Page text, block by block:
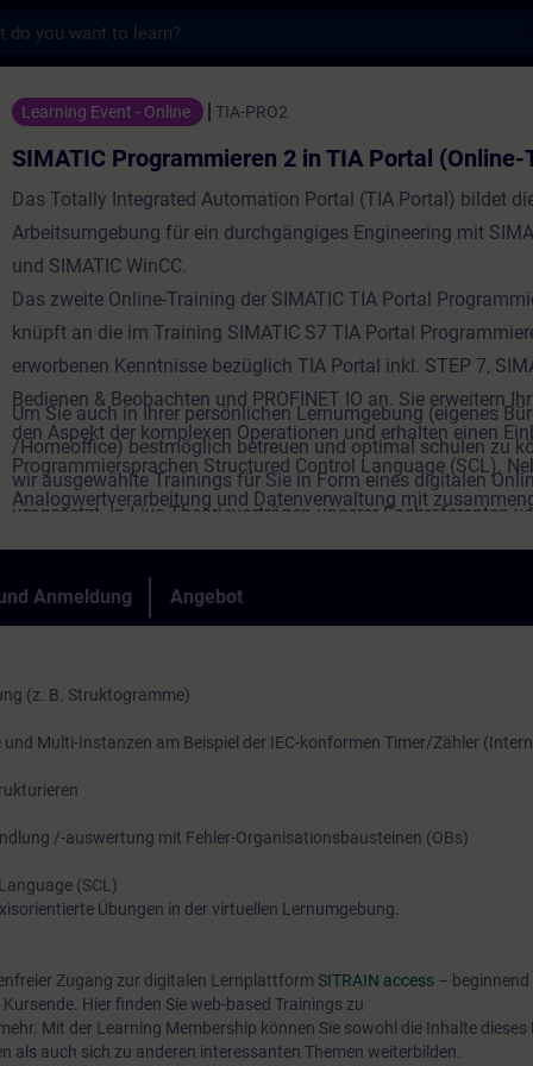
2 in TIA Portal (Online-
Learning Event - Online TIA-PRO2
SIMATIC Programmieren 2 in TIA Portal (Online-
Das Totally Integrated Automation Portal (TIA Portal) bildet
Arbeitsumgebung für ein durchgängiges Engineering mit
und SIMATIC WinCC.
Das zweite Online-Training der SIMATIC TIA Portal
knüpft an die im Training SIMATIC S7 TIA Portal
erworbenen Kenntnisse bezüglich TIA Portal inkl. STEP 7,
Bedienen & Beobachten und PROFINET IO an. Sie erweitern
den Aspekt der komplexen Operationen und erhalten einen
Programmiersprachen Structured Control Language (SCL).
Analogwertverarbeitung und Datenverwaltung mit
neue Impulse und Ideen zur effizienten SPS-Programmierung.
Um Sie auch in Ihrer persönlichen Lernumgebung (eigenes
/Homeoffice) bestmöglich betreuen und optimal schulen zu
wir ausgewählte Trainings für Sie in Form eines digitalen
umgesetzt. In Live-Theorievorträgen unserer Fachreferenten
Ihnen, unter Zuhilfenahme unserer virtuellen Lernumgebung
Übungen, praxisnah vollumfänglich die in den Lernzielen
Trainingsinhalte. In unserem virtuellen Klassenzimmer steht
Anmeldung Angebot
(z. B. Struktogramme)
Multi-Instanzen am Beispiel der IEC-konformen Timer/Zähler
/-auswertung mit Fehler-Organisationsbausteinen (OBs)
(SCL)
Übungen in der virtuellen Lernumgebung.
Zugang zur digitalen Lernplattform SITRAIN access – beginnend
Hier finden Sie web-based Trainings zu
Mit der Learning Membership können Sie sowohl die Inhalte dieses
als auch sich zu anderen interessanten Themen weiterbilden.